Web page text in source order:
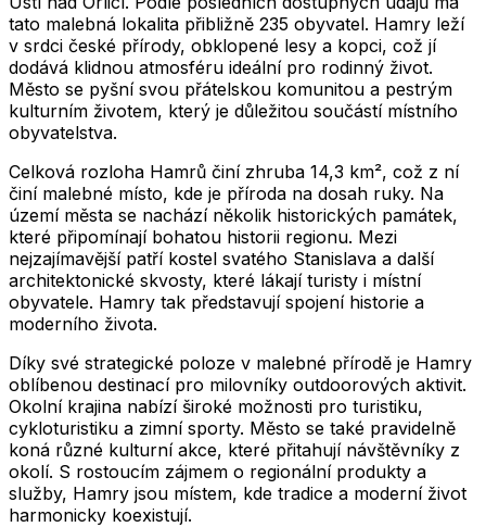
tato malebná lokalita přibližně 235 obyvatel. Hamry leží
v srdci české přírody, obklopené lesy a kopci, což jí
dodává klidnou atmosféru ideální pro rodinný život.
Město se pyšní svou přátelskou komunitou a pestrým
kulturním životem, který je důležitou součástí místního
obyvatelstva.
Celková rozloha Hamrů činí zhruba 14,3 km², což z ní
činí malebné místo, kde je příroda na dosah ruky. Na
území města se nachází několik historických památek,
které připomínají bohatou historii regionu. Mezi
nejzajímavější patří kostel svatého Stanislava a další
architektonické skvosty, které lákají turisty i místní
obyvatele. Hamry tak představují spojení historie a
moderního života.
Díky své strategické poloze v malebné přírodě je Hamry
oblíbenou destinací pro milovníky outdoorových aktivit.
Okolní krajina nabízí široké možnosti pro turistiku,
cykloturistiku a zimní sporty. Město se také pravidelně
koná různé kulturní akce, které přitahují návštěvníky z
okolí. S rostoucím zájmem o regionální produkty a
služby, Hamry jsou místem, kde tradice a moderní život
harmonicky koexistují.